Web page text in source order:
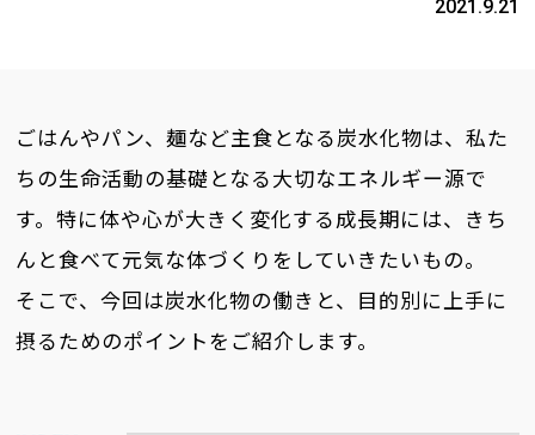
2021.9.21
ごはんやパン、麺など主食となる炭水化物は、私た
ちの生命活動の基礎となる大切なエネルギー源で
す。特に体や心が大きく変化する成長期には、きち
んと食べて元気な体づくりをしていきたいもの。
そこで、今回は炭水化物の働きと、目的別に上手に
摂るためのポイントをご紹介します。